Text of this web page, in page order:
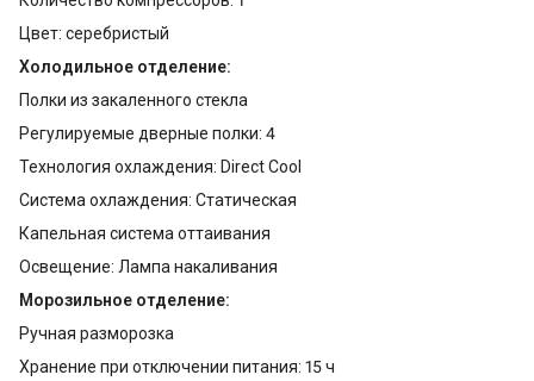
Цвет: серебристый
Холодильное отделение:
Полки из закаленного стекла
Регулируемые дверные полки: 4
Технология охлаждения: Direct Cool
Система охлаждения: Статическая
Капельная система оттаивания
Освещение: Лампа накаливания
Морозильное отделение:
Ручная разморозка
Хранение при отключении питания: 15 ч